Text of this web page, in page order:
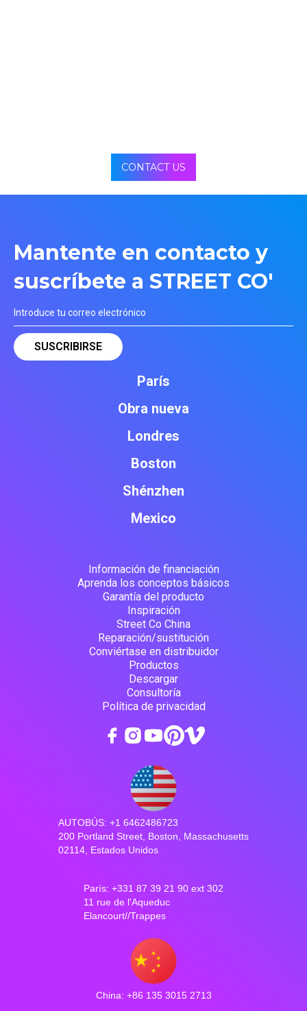
CONTACT US
Mantente en contacto y
suscríbete a STREET CO'
París
Obra nueva
Londres
Boston
Shénzhen
Mexico
Información de financiación
Aprenda los conceptos básicos
Garantía del producto
Inspiración
Street Co China
Reparación/sustitución
Conviértase en distribuidor
Productos
Descargar
Consultoría
Política de privacidad
AUTOBÚS: +1 6462486723
200 Portland Street, Boston, Massachusetts
02114, Estados Unidos
París: +331 87 39 21 90 ext 302
11 rue de l'Aqueduc
Elancourt//Trappes
China: +86 135 3015 2713